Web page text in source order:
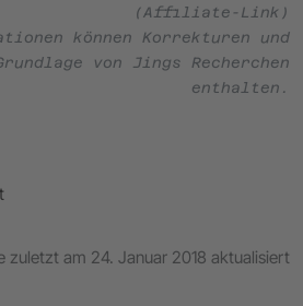
(Affiliate-Link)
können Korrekturen und
von Jings Recherchen
enthalten.
zuletzt am 24. Januar 2018 aktualisiert